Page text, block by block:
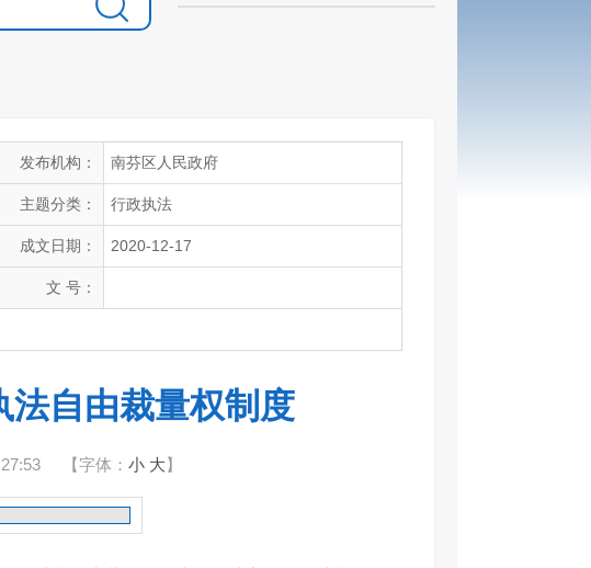
发布机构： 南芬区人民政府
主题分类： 行政执法
成文日期： 2020-12-17
文 号：
法自由裁量权制度
【字体： 小 大】